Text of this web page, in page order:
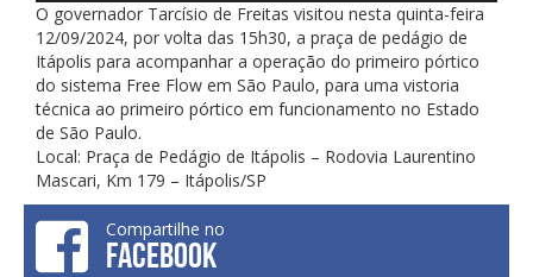
áudio
O governador Tarcísio de Freitas visitou nesta quinta-feira
12/09/2024, por volta das 15h30, a praça de pedágio de
Itápolis para acompanhar a operação do primeiro pórtico
do sistema Free Flow em São Paulo, para uma vistoria
técnica ao primeiro pórtico em funcionamento no Estado
de São Paulo.
Local: Praça de Pedágio de Itápolis – Rodovia Laurentino
Mascari, Km 179 – Itápolis/SP
Compartilhe no
FACEBOOK